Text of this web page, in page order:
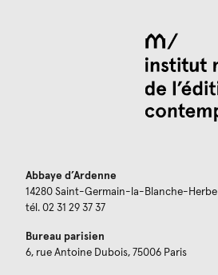
Abbaye d’Ardenne
14280 Saint-Germain-la-Blanche-Herbe
tél. 02 31 29 37 37
Bureau parisien
6, rue Antoine Dubois, 75006 Paris